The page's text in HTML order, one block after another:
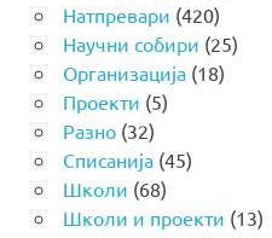
Натпревари (420)
Научни собири (25)
Организација(18)
Проекти (5)
Разно(32)
Списанија(45)
Школи (68)
Школи и проекти (13)